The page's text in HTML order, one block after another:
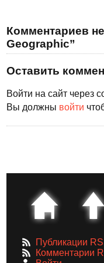
Комментариев
Geographic”
Оставить
Войти на сайт через
Вы должны войти
Публикации
Комментарии